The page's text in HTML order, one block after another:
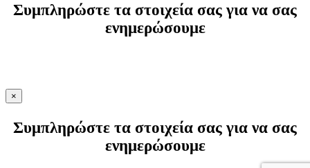
Συμπληρώστε τα στοιχεία σας για να σας
ενημερώσουμε
×
Συμπληρώστε τα στοιχεία σας για να σας
ενημερώσουμε